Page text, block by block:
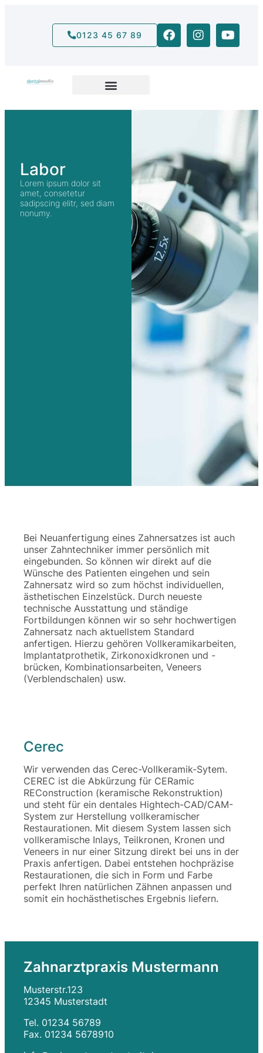
0123 45 67 89
Labor
Lorem ipsum dolor sit
amet, consetetur
sadipscing elitr, sed diam
nonumy.
Bei Neuanfertigung eines Zahnersatzes ist auch
unser Zahntechniker immer persönlich mit
eingebunden. So können wir direkt auf die
Wünsche des Patienten eingehen und sein
Zahnersatz wird so zum höchst individuellen,
ästhetischen Einzelstück. Durch neueste
technische Ausstattung und ständige
Fortbildungen können wir so sehr hochwertigen
Zahnersatz nach aktuellstem Standard
anfertigen. Hierzu gehören Vollkeramikarbeiten,
Implantatprothetik, Zirkonoxidkronen und -
brücken, Kombinationsarbeiten, Veneers
(Verblendschalen) usw.
Cerec
Wir verwenden das Cerec-Vollkeramik-Sytem.
CEREC ist die Abkürzung für CERamic
REConstruction (keramische Rekonstruktion)
und steht für ein dentales Hightech-CAD/CAM-
System zur Herstellung vollkeramischer
Restaurationen. Mit diesem System lassen sich
vollkeramische Inlays, Teilkronen, Kronen und
Veneers in nur einer Sitzung direkt bei uns in der
Praxis anfertigen. Dabei entstehen hochpräzise
Restaurationen, die sich in Form und Farbe
perfekt Ihren natürlichen Zähnen anpassen und
somit ein hochästhetisches Ergebnis liefern.
Zahnarztpraxis Mustermann
Musterstr.123
12345 Musterstadt
Tel. 01234 56789
Fax. 01234 5678910